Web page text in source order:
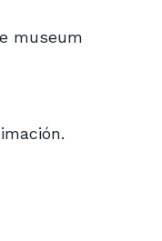
museum